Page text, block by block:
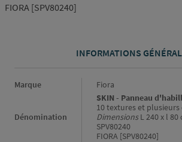
FIORA [SPV80240]
INFORMATIONS
Informations générales
Marque Fiora
Dénomination
SKIN - Panneau
10 textures et plusieurs
DimensionsL 240 x l 80
SPV80240
FIORA [SPV80240]